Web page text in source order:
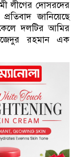
লীগের দোসরদের
জানিয়েছে
দলটির আমির
রহমান এক